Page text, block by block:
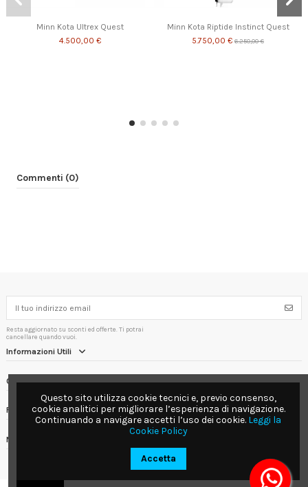
Minn Kota Ultrex Quest
4.500,00 €
Minn Kota Riptide Instinct Quest
5.750,00 € 6.250,00 €
Commenti (0)
Resta aggiornato su sconti ed offerte. Ti potrai
cancellare quando vuoi.
Informazioni Utili
Contact us
Follow us
Newsletter
Questo sito utilizza cookie tecnici e, previo consenso,
cookie analitici per migliorare l’esperienza di navigazione.
Continuando a navigare accetti l’uso dei cookie. Leggi la
Cookie Policy
Accetta